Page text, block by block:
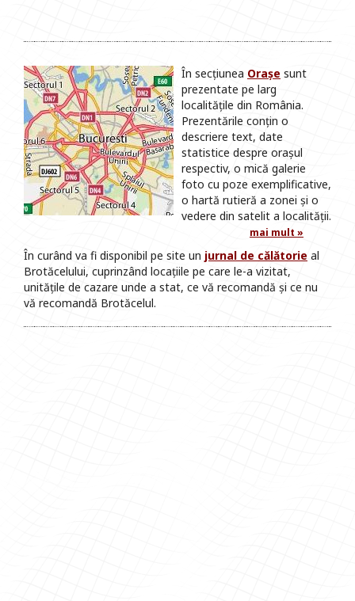
În secțiunea Orașe sunt
prezentate pe larg
localitățile din România.
Prezentările conțin o
descriere text, date
statistice despre orașul
respectiv, o mică galerie
foto cu poze exemplificative,
o hartă rutieră a zonei și o
vedere din satelit a localității.
mai mult »
În curând va fi disponibil pe site un jurnal de călătorie al
Brotăcelului, cuprinzând locațiile pe care le-a vizitat,
unitățile de cazare unde a stat, ce vă recomandă și ce nu
vă recomandă Brotăcelul.